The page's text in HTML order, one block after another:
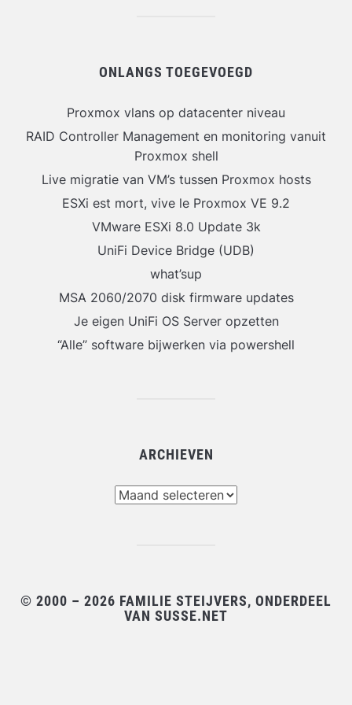
ONLANGS TOEGEVOEGD
Proxmox vlans op datacenter niveau
RAID Controller Management en monitoring vanuit
Proxmox shell
Live migratie van VM’s tussen Proxmox hosts
ESXi est mort, vive le Proxmox VE 9.2
VMware ESXi 8.0 Update 3k
UniFi Device Bridge (UDB)
what’sup
MSA 2060/2070 disk firmware updates
Je eigen UniFi OS Server opzetten
“Alle” software bijwerken via powershell
ARCHIEVEN
© 2000 – 2026 FAMILIE STEIJVERS, ONDERDEEL
VAN SUSSE.NET